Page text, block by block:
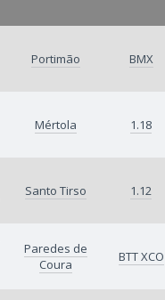
Portimão BMX
Mértola 1.18
Santo Tirso 1.12
Paredes de
Coura
BTT XCO